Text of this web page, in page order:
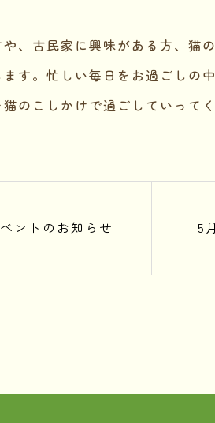
、古民家に興味がある方、猫
す。忙しい毎日をお過ごしの
のこしかけで過ごしていって
ントのお知らせ 5